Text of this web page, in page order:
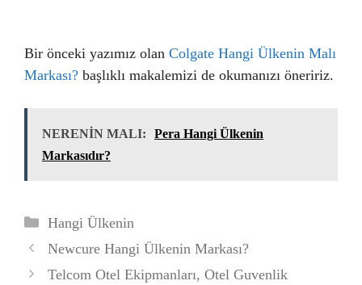
Bir önceki yazımız olan Colgate Hangi Ülkenin Malı
Markası? başlıklı makalemizi de okumanızı öneririz.
NERENİN MALI:
Pera Hangi Ülkenin
Markasıdır?
Kategoriler
Hangi Ülkenin
Newcure Hangi Ülkenin Markası?
Telcom Otel Ekipmanları, Otel Guvenlik